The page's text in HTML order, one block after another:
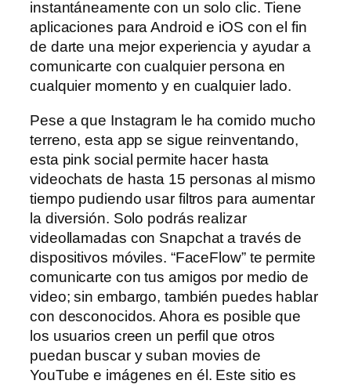
instantáneamente con un solo clic. Tiene
aplicaciones para Android e iOS con el fin
de darte una mejor experiencia y ayudar a
comunicarte con cualquier persona en
cualquier momento y en cualquier lado.
Pese a que Instagram le ha comido mucho
terreno, esta app se sigue reinventando,
esta pink social permite hacer hasta
videochats de hasta 15 personas al mismo
tiempo pudiendo usar filtros para aumentar
la diversión. Solo podrás realizar
videollamadas con Snapchat a través de
dispositivos móviles. “FaceFlow” te permite
comunicarte con tus amigos por medio de
video; sin embargo, también puedes hablar
con desconocidos. Ahora es posible que
los usuarios creen un perfil que otros
puedan buscar y suban movies de
YouTube e imágenes en él. Este sitio es